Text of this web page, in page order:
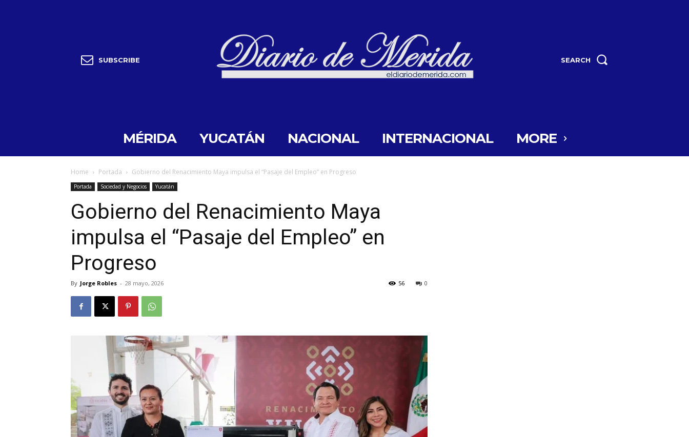
SUBSCRIBE SEARCH
MÉRIDA YUCATÁN NACIONAL INTERNACIONAL MORE
Home Portada Gobierno del Renacimiento Maya impulsa el “Pasaje del Empleo” en Progreso
Portada Sociedad y Negocios Yucatán
Gobierno del Renacimiento Maya
impulsa el “Pasaje del Empleo” en
Progreso
By Jorge Robles - 28 mayo, 2026 0
56